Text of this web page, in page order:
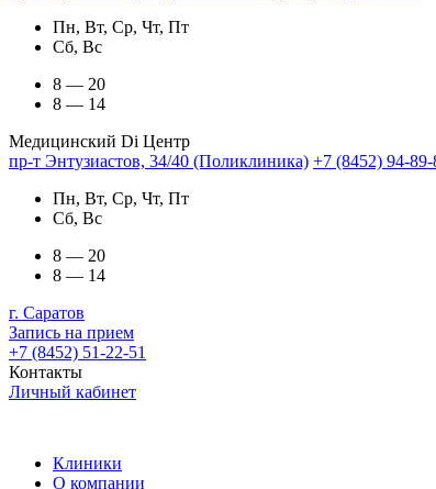
Пн, Вт, Ср, Чт, Пт
Сб, Вс
8 — 20
8 — 14
Медицинский Di Центр
пр-т Энтузиастов, 34/40 (Поликлиника) +7 (8452) 94-89-
Пн, Вт, Ср, Чт, Пт
Сб, Вс
8 — 20
8 — 14
г. Саратов
Запись на прием
+7 (8452) 51-22-51
Контакты
Личный кабинет
Клиники
О компании